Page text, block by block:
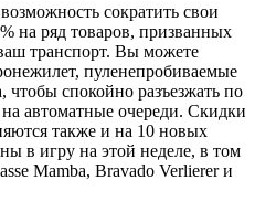
сократить свои
на ряд товаров, призванных
транспорт. Вы можете
пуленепробиваемые
спокойно разъезжать по
автоматные очереди. Скидки
также и на 10 новых
в игру на этой неделе, в том
Mamba, Bravado Verlierer и